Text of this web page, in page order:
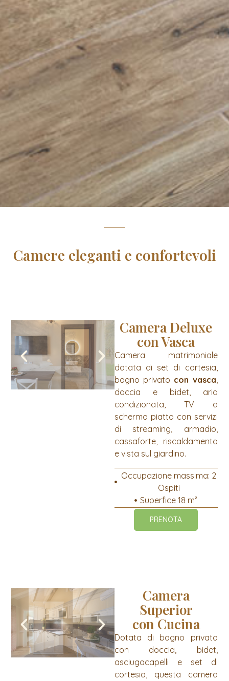
Camere eleganti e confortevoli
Camera Deluxe
con Vasca
Camera matrimoniale
dotata di set di cortesia,
bagno privato con vasca,
doccia e bidet, aria
condizionata, TV a
schermo piatto con servizi
di streaming, armadio,
cassaforte, riscaldamento
e vista sul giardino.
Occupazione massima: 2
Ospiti
Superfice 18 m²
PRENOTA
Camera
Superior
con Cucina
Dotata di bagno privato
con doccia, bidet,
asciugacapelli e set di
cortesia, questa camera